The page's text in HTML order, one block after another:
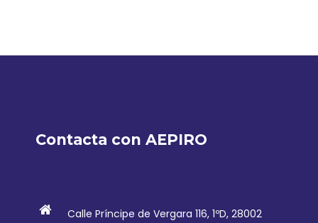
Contacta con AEPIRO
Calle Príncipe de Vergara 116, 1ºD, 28002